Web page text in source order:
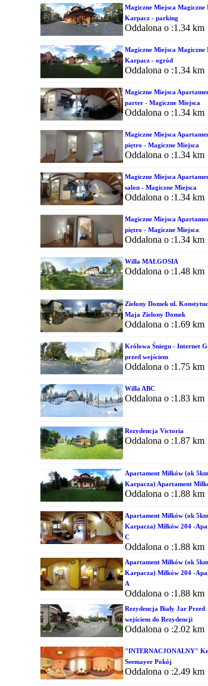
Magiczne Miejsca Magiczne
Karpacz - parking
Oddalona o :1.34 km
Magiczne Miejsca Magiczne
Karpacz - ogród
Oddalona o :1.34 km
Magiczne Miejsca
parter - Magiczne Miejsca
Oddalona o :1.34 km
Magiczne Miejsca
piętro - Magiczne Miejsca
Oddalona o :1.34 km
Magiczne Miejsca
salon - Magiczne Miejsca
Oddalona o :1.34 km
Magiczne Miejsca
piętro - Magiczne Miejsca
Oddalona o :1.34 km
Willa MAŁGOSIA
Oddalona o :1.48 km
Zielony Domek ul.
Maja Zielony Domek
Oddalona o :1.69 km
Królowa Śniegu - Internet
przed wejściem
Oddalona o :1.75 km
Willa ABC
Oddalona o :1.83 km
Rezydencja Victoria
Oddalona o :1.87 km
Apartament Miłków (ok
Karpacza) Apartament
Oddalona o :1.88 km
Apartament Miłków (ok
Karpacza) Miłków 204 -
C
Oddalona o :1.88 km
Apartament Miłków (ok
Karpacza) Miłków 204 -
A
Oddalona o :1.88 km
Rezydencja Biały Jar Przed
wejściem do Rezydencji
Oddalona o :2.02 km
"INTERNACJONALNY"
Seemayer Pokój
Oddalona o :2.49 km